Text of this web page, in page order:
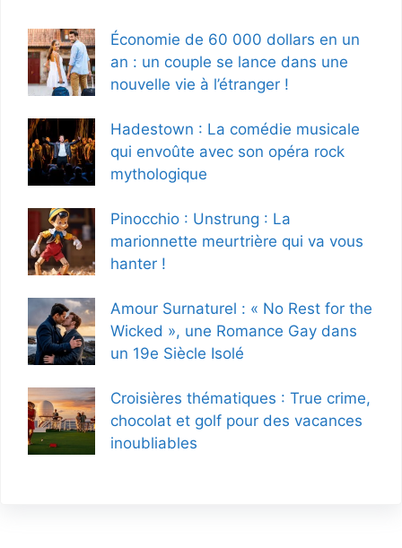
Économie de 60 000 dollars en un
an : un couple se lance dans une
nouvelle vie à l’étranger !
Hadestown : La comédie musicale
qui envoûte avec son opéra rock
mythologique
Pinocchio : Unstrung : La
marionnette meurtrière qui va vous
hanter !
Amour Surnaturel : « No Rest for the
Wicked », une Romance Gay dans
un 19e Siècle Isolé
Croisières thématiques : True crime,
chocolat et golf pour des vacances
inoubliables